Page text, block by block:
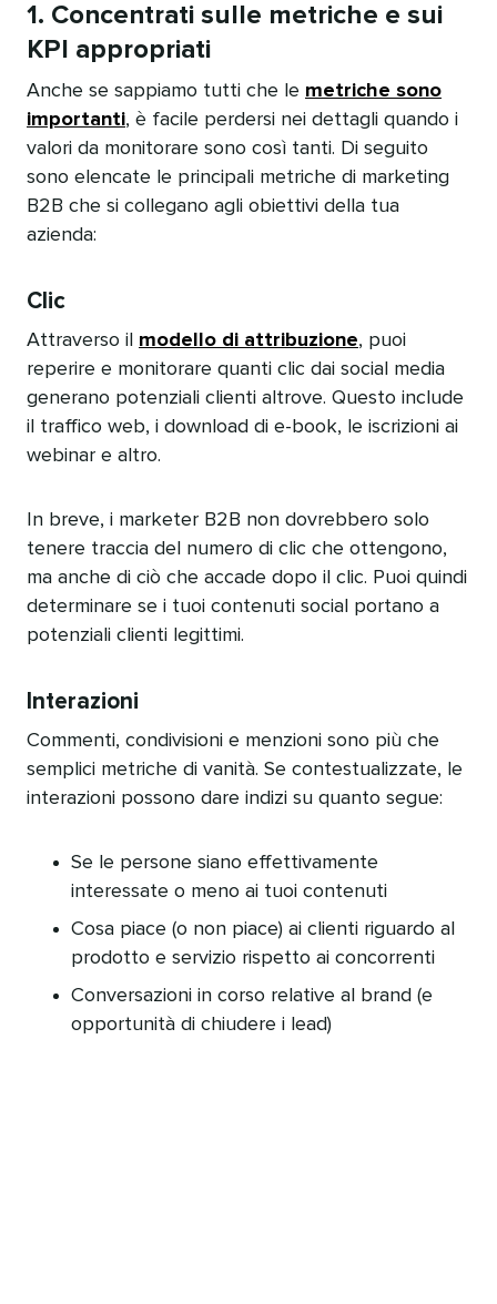
1. Concentrati sulle metriche e sui
KPI appropriati​​
Anche se sappiamo tutti che le metriche sono
importanti, è facile perdersi nei dettagli quando i
valori da monitorare sono così tanti. Di seguito
sono elencate le principali metriche di marketing
B2B che si collegano agli obiettivi della tua
azienda:​​
Clic​​
Attraverso il modello di attribuzione, puoi
reperire e monitorare quanti clic dai social media
generano potenziali clienti altrove. Questo include
il traffico web, i download di e-book, le iscrizioni ai
webinar e altro.​​
In breve, i marketer B2B non dovrebbero solo
tenere traccia del numero di clic che ottengono,
ma anche di ciò che accade dopo il clic. Puoi quindi
determinare se i tuoi contenuti social portano a
potenziali clienti legittimi.​​
Interazioni​​
Commenti, condivisioni e menzioni sono più che
semplici metriche di vanità. Se contestualizzate, le
interazioni possono dare indizi su quanto segue:​​
Se le persone siano effettivamente
interessate o meno ai tuoi contenuti​​
Cosa piace (o non piace) ai clienti riguardo al
prodotto e servizio rispetto ai concorrenti​​
Conversazioni in corso relative al brand (e
opportunità di chiudere i lead)​​